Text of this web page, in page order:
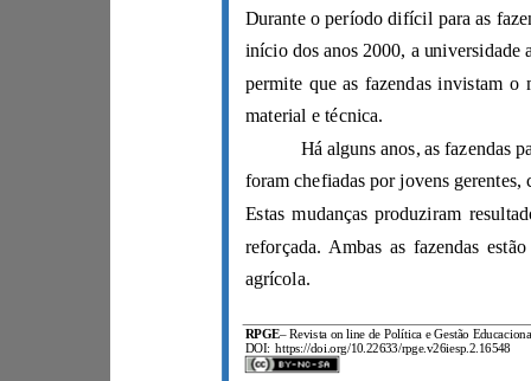
RPGE–
DOI: https://doi.org/10.22633/rpge.v26iesp.2.16548
agrícola.